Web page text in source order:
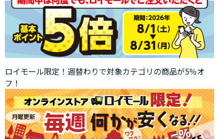
ロイモール限定！週替わりで対象カテゴリの商品が5％オ
フ！